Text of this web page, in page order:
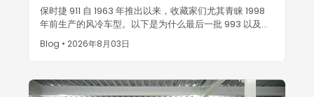
保时捷 911 自 1963 年推出以来，收藏家们尤其青睐 1998
年前生产的风冷车型。以下是为什么最后一批 993 以及
1973 年的 Carrera RS 2.7 车型如此昂贵的原因。
Blog • 2026年8月03日